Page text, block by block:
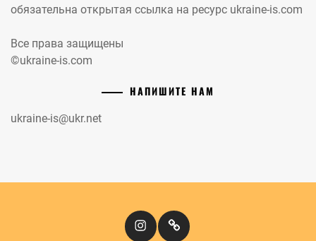
обязательна открытая ссылка на ресурс ukraine-is.com
Все права защищены
©ukraine-is.com
НАПИШИТЕ НАМ
ukraine-is@ukr.net
InstagramКіномандри